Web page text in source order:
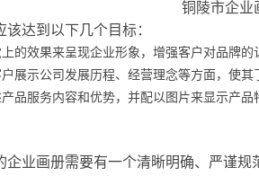
达到以下几个目标：
的效果来呈现企业形象，增强客户对品牌的
展示公司发展历程、经营理念等方面，使其
品服务内容和优势，并配以图片来显示产品
企业画册需要有一个清晰明确、严谨